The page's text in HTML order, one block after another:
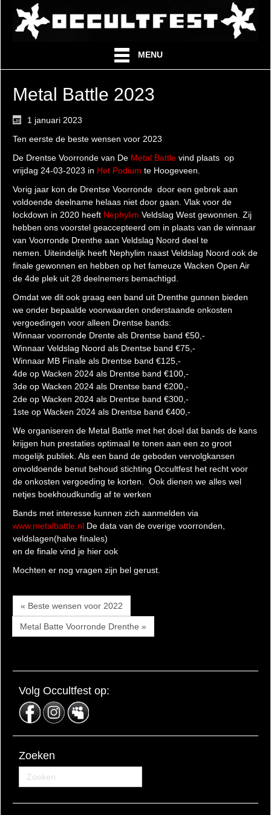
MENU
Metal Battle 2023
1 januari 2023
Ten eerste de beste wensen voor 2023
De Drentse Voorronde van De Metal Battle vind plaats op
vrijdag 24-03-2023 in Het Podium te Hoogeveen.
Vorig jaar kon de Drentse Voorronde door een gebrek aan
voldoende deelname helaas niet door gaan. Vlak voor de
lockdown in 2020 heeft Nephylim Veldslag West gewonnen. Zij
hebben ons voorstel geaccepteerd om in plaats van de winnaar
van Voorronde Drenthe aan Veldslag Noord deel te
nemen. Uiteindelijk heeft Nephylim naast Veldslag Noord ook de
finale gewonnen en hebben op het fameuze Wacken Open Air
de 4de plek uit 28 deelnemers bemachtigd.
Omdat we dit ook graag een band uit Drenthe gunnen bieden
we onder bepaalde voorwaarden onderstaande onkosten
vergoedingen voor alleen Drentse bands:
Winnaar voorronde Drente als Drentse band €50,-
Winnaar Veldslag Noord als Drentse band €75,-
Winnaar MB Finale als Drentse band €125,-
4de op Wacken 2024 als Drentse band €100,-
3de op Wacken 2024 als Drentse band €200,-
2de op Wacken 2024 als Drentse band €300,-
1ste op Wacken 2024 als Drentse band €400,-
We organiseren de Metal Battle met het doel dat bands de kans
krijgen hun prestaties optimaal te tonen aan een zo groot
mogelijk publiek. Als een band de geboden vervolgkansen
onvoldoende benut behoud stichting Occultfest het recht voor
de onkosten vergoeding te korten. Ook dienen we alles wel
netjes boekhoudkundig af te werken
Bands met interesse kunnen zich aanmelden via
www.metalbattle.nl De data van de overige voorronden,
veldslagen(halve finales)
en de finale vind je hier ook
Mochten er nog vragen zijn bel gerust.
« Beste wensen voor 2022
Metal Batte Voorronde Drenthe »
Volg Occultfest op:
Zoeken